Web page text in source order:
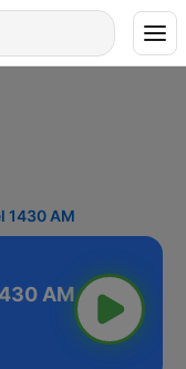
1430 AM
AM